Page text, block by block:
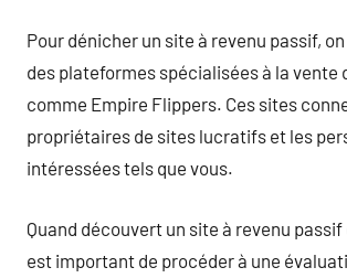
Pour dénicher un site à revenu passif,
des plateformes spécialisées à la vente
comme Empire Flippers. Ces sites
propriétaires de sites lucratifs et les
intéressées tels que vous.
Quand découvert un site à revenu
est important de procéder à une